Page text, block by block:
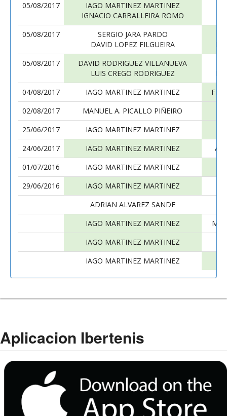
05/08/2017
IAGO MARTINEZ MARTINEZ
IGNACIO CARBALLEIRA ROMO
05/08/2017
SERGIO JARA PARDO
DAVID LOPEZ FILGUEIRA
05/08/2017
DAVID RODRIGUEZ VILLANUEVA
LUIS CREGO RODRIGUEZ
04/08/2017
IAGO MARTINEZ MARTINEZ
02/08/2017
MANUEL A. PICALLO PIÑEIRO
25/06/2017
IAGO MARTINEZ MARTINEZ
24/06/2017
IAGO MARTINEZ MARTINEZ
01/07/2016
IAGO MARTINEZ MARTINEZ
29/06/2016
IAGO MARTINEZ MARTINEZ
ADRIAN ALVAREZ SANDE
IAGO MARTINEZ MARTINEZ
IAGO MARTINEZ MARTINEZ
IAGO MARTINEZ MARTINEZ
Aplicacion Ibertenis